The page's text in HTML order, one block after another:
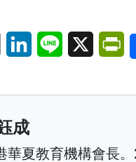
Email LinkedInLine X
成
華夏教育機構會長